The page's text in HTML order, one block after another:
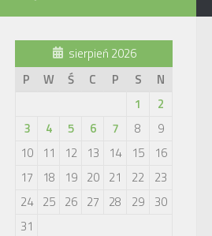
sierpień 2026
P
W Ś C P S
N
1
2
3
4 5 6 7 8
9
10
11 12 13 14 15
16
17
18 19 20 21 22
23
24 25 26 27 28 29
30
31